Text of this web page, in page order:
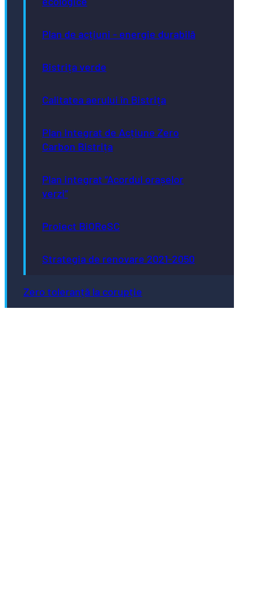
Plan de acțiuni - energie durabilă
Bistrița verde
Calitatea aerului în Bistrița
Plan Integrat de Acțiune Zero
Carbon Bistrița
Plan integrat “Acordul orașelor
verzi”
Proiect BiOReSC
Strategia de renovare 2021-2050
Zero toleranță la corupție